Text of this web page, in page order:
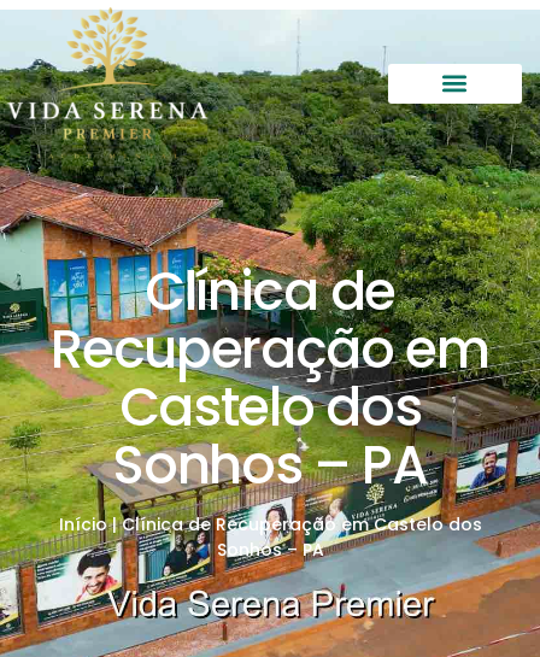
Clínica de
Recuperação em
Castelo dos
Sonhos – PA
Início|Clínica de Recuperação em Castelo dos
Sonhos – PA